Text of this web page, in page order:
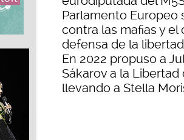
Parlamento
contra las mafias y
defensa de la
En 2022 propuso a
Sákarov a la
llevando a Stella